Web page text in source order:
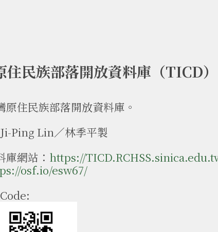
住民族部落開放資料庫（TICD）
原住民族部落開放資料庫。
Ping Lin／林季平製
庫網站： https://
osf.io/esw67/